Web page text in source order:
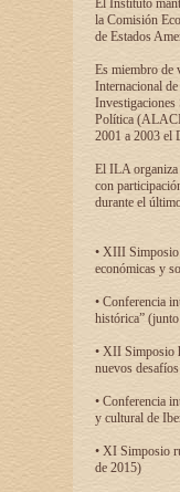
El Instituto
la Comisión
de Estados
Es miembro de
Internacional
Investigaciones
Política
2001 a 2003 el
El ILA organiza
con
durante el
• XIII Simposio
económicas y
• Conferencia
histórica”
• XII Simposio
nuevos
• Conferencia
y cultural de
• XI Simposio
de 2015)